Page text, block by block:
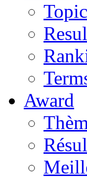
Award